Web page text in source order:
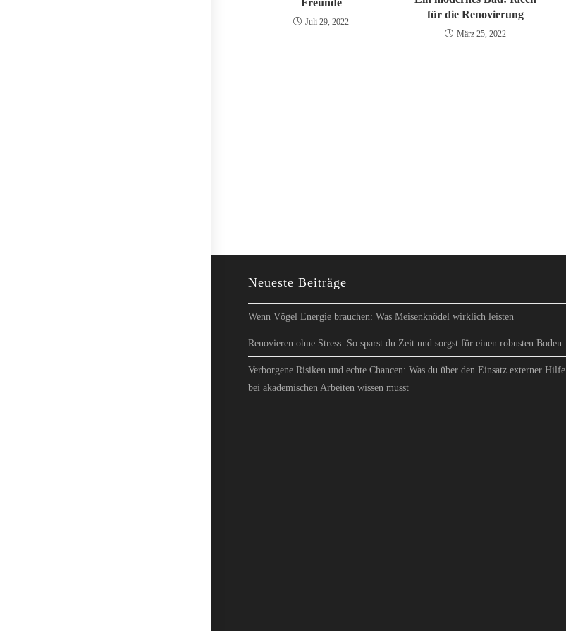
Freunde
Juli 29, 2022
für die Renovierung
März 25, 2022
Neueste Beiträge
Wenn Vögel Energie brauchen: Was Meisenknödel wirklich leisten
Renovieren ohne Stress: So sparst du Zeit und sorgst für einen robusten Boden
Verborgene Risiken und echte Chancen: Was du über den Einsatz externer Hilfe
bei akademischen Arbeiten wissen musst